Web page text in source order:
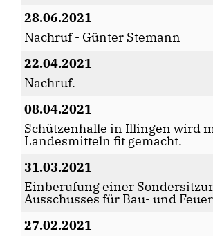
28.06.2021
Nachruf - Günter Stemann
22.04.2021
Nachruf.
08.04.2021
Schützenhalle in Illingen wird
Landesmitteln fit gemacht.
31.03.2021
Einberufung einer
Ausschusses für Bau- und
27.02.2021